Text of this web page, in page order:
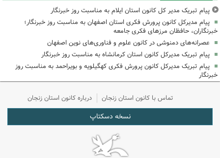
پیام تبریک مدیر کل کانون استان ایلام به مناسبت روز خبرنگار
پیام مدیرکل کانون پرورش فکری استان اصفهان به مناسبت روز خبرنگار؛
خبرنگاران، حافظان مرزهای فکری جامعه
عصرانه‌های دمنوشی در کانون علوم و فناوری‌های نوین اصفهان
پیام تبریک مدیرکل کانون استان کرمانشاه به مناسبت روز خبرنگار
پیام تبریک مدیرکل کانون پرورش فکری کهگیلویه و بویراحمد به مناسبت روز
خبرنگار
تماس با کانون استان زنجان درباره کانون استان زنجان
نسخه دسکتاپ